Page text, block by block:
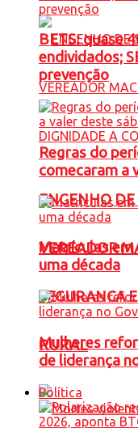
ENGENHO DE
VEREADOR
SEGURANCA
RURAL
BETS: quase
endividados;
prevenção
Regras do
comecaram a
Matrículas em
uma década
Mulheres
de liderança
Política